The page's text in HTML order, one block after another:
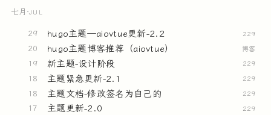
七月 ·JUL
29 hugo主题—aiovtue更新-2.2 229
20 hugo主题博客推荐（aiovtue） 博客
19 新主题-设计阶段 229
18 主题紧急更新-2.1 229
18 主题文档-修改签名为自己的 229
17 主题更新-2.0 229